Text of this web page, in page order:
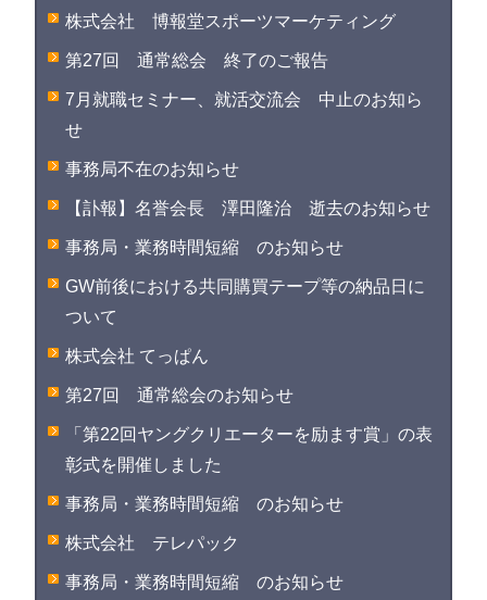
株式会社 博報堂スポーツマーケティング
第27回 通常総会 終了のご報告
7月就職セミナー、就活交流会 中止のお知ら
せ
事務局不在のお知らせ
【訃報】名誉会長 澤田隆治 逝去のお知らせ
事務局・業務時間短縮 のお知らせ
GW前後における共同購買テープ等の納品日に
ついて
株式会社 てっぱん
第27回 通常総会のお知らせ
「第22回ヤングクリエーターを励ます賞」の表
彰式を開催しました
事務局・業務時間短縮 のお知らせ
株式会社 テレパック
事務局・業務時間短縮 のお知らせ